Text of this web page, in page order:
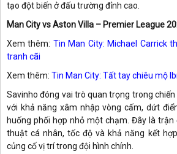
tạo đột biến ở đấu trường đỉnh cao.
Man City vs Aston Villa – Premier League
Xem thêm: Tin Man City: Michael Carrick
tranh cãi
Xem thêm: Tin Man City: Tất tay chiêu mộ
Savinho đóng vai trò quan trọng trong
với khả năng xâm nhập vòng cấm, dứt
huống phối hợp nhỏ một chạm. Đây là
thuật cá nhân, tốc độ và khả năng kết
củng cố vị trí trong đội hình chính.